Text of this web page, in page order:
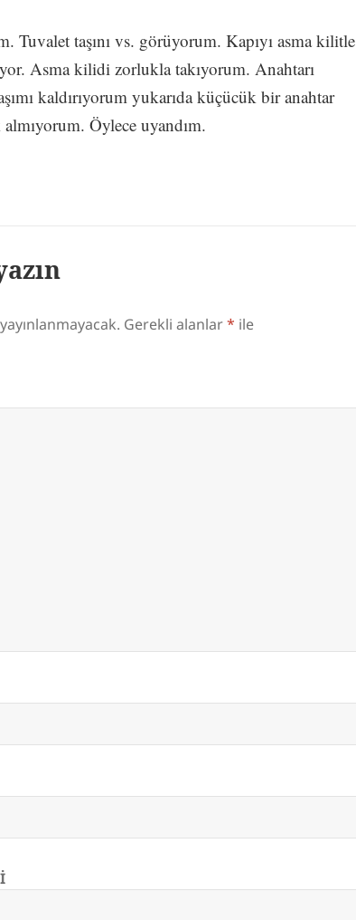
Tuvalet taşını vs. görüyorum. Kapıyı asma kilitle
Asma kilidi zorlukla takıyorum. Anahtarı
kaldırıyorum yukarıda küçücük bir anahtar
Öylece uyandım.
Gerekli alanlar* ile